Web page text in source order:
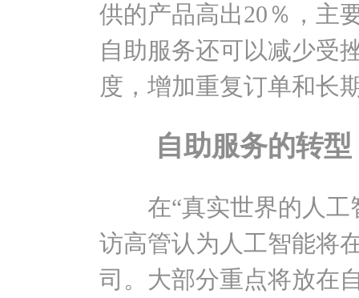
供的产品高出20％，主
自助服务还可以减少受
度，增加重复订单和长
自助服务的转型
在“真实世界的人工
访高管认为人工智能将
司。大部分重点将放在